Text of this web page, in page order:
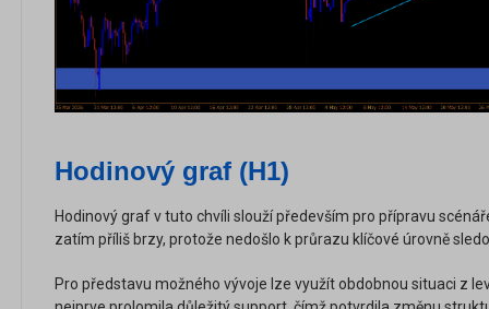
Hodinový graf (H1)
Hodinový graf v tuto chvíli slouží především pro přípravu
zatím příliš brzy, protože nedošlo k průrazu klíčové úrovně
Pro představu možného vývoje lze využít obdobnou situaci z